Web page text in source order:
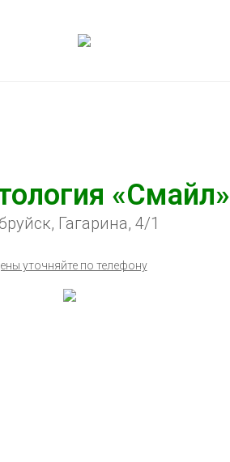
«Смайл»
Гагарина, 4/1
уточняйте по телефону